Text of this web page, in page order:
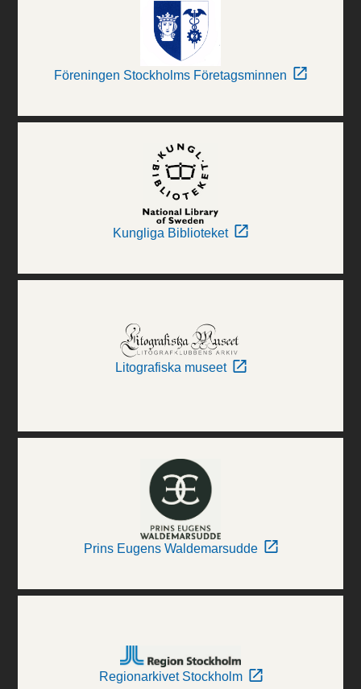
Föreningen Stockholms Företagsminnen
Kungliga Biblioteket
Litografiska museet
Prins Eugens Waldemarsudde
Regionarkivet Stockholm